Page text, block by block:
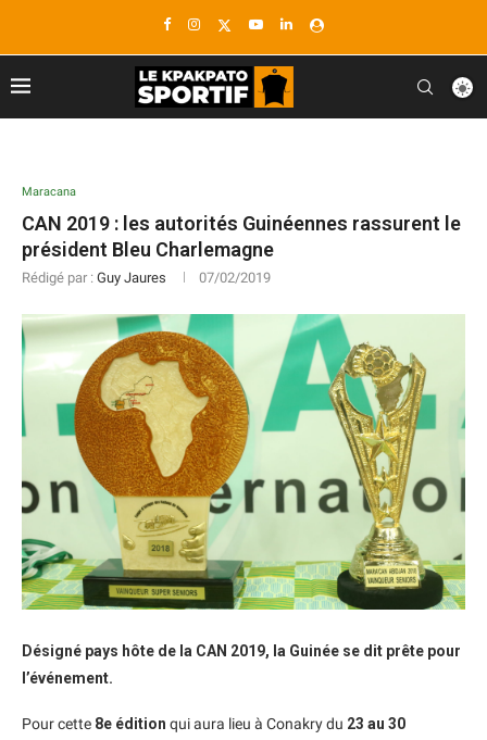
Maracana
CAN 2019 : les autorités Guinéennes rassurent le
président Bleu Charlemagne
Rédigé par : Guy Jaures 07/02/2019
Désigné pays hôte de la CAN 2019, la Guinée se dit prête pour
l’événement.
Pour cette 8e édition qui aura lieu à Conakry du 23 au 30